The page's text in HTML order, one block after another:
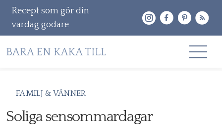
Recept som gör din
vardag godare
till
OM MIG
FAMILJ & VÄNNER
Soliga sensommardagar